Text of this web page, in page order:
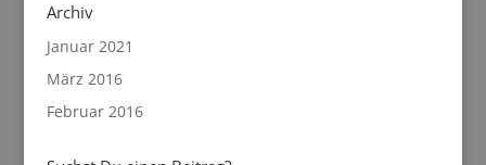
Archiv
Januar 2021
März 2016
Februar 2016